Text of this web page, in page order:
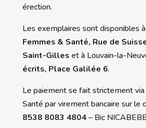
érection.
Les exemplaires sont disponibles
Femmes & Santé, Rue de
Saint-Gilles et à Louvain-la-
écrits, Place Galilée 6.
Le paiement se fait strictement
Santé par virement bancaire sur le
8538 8083 4804– Bic